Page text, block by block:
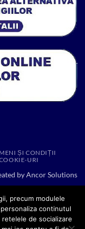
ȘI CONDIȚII
URI
byAncor Solutions
precum modulele
continutul
de socializare